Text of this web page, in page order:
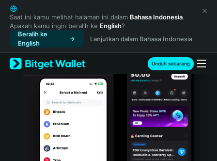
English
日本語
Tiếng Việt
Русский
Español (Latinoamérica)
Türkçe
Italiano
Português (Portugal)
Bahasa Indonesia
Saat ini kamu melihat halaman ini dalam Bahasa Indonesia.
Apakah kamu ingin beralih ke English?
Beralih ke
English
Lanjutkan dalam Bahasa Indonesia
Unduh sekarang